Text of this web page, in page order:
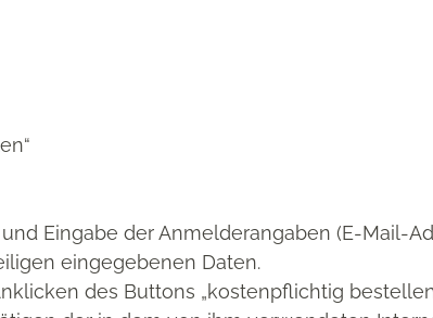
Eingabe der Anmelderangaben (E-Mail-
eingegebenen Daten.
des Buttons „kostenpflichtig